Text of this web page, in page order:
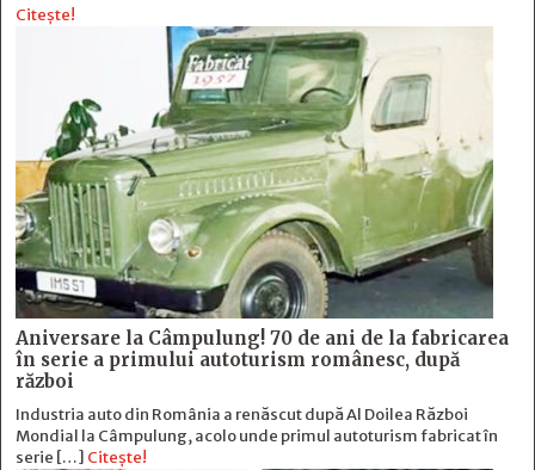
Citește!
Aniversare la Câmpulung! 70 de ani de la fabricarea
în serie a primului autoturism românesc, după
război
Industria auto din România a renăscut după Al Doilea Război
Mondial la Câmpulung, acolo unde primul autoturism fabricat în
serie […] Citește!